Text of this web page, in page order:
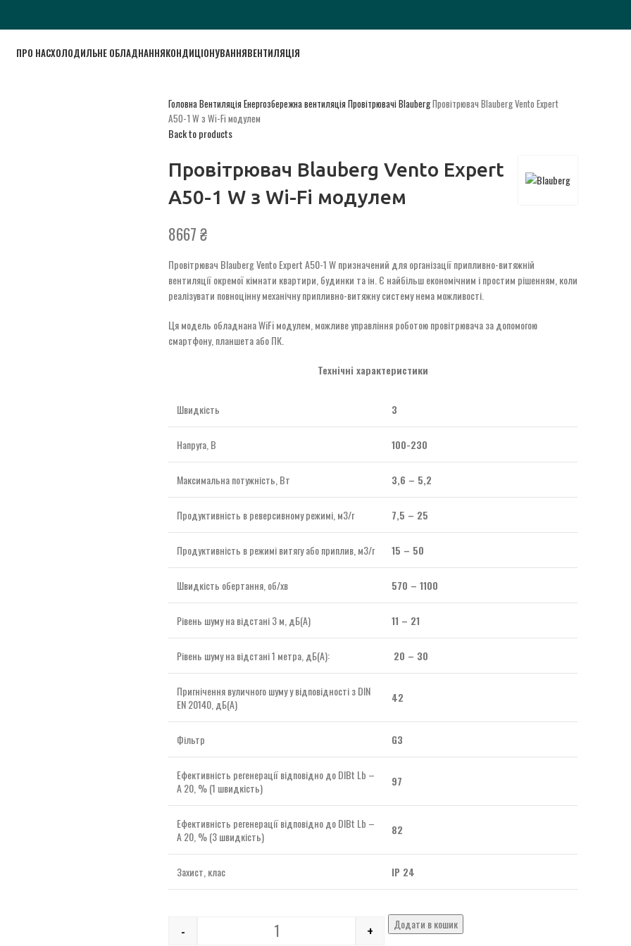
ПРО НАСХОЛОДИЛЬНЕ ОБЛАДНАННЯКОНДИЦІОНУВАННЯВЕНТИЛЯЦІЯ
ГоловнаВентиляція Енергозбережна вентиляція Провітрювачі BlaubergПровітрювач Blauberg Vento Expert
A50-1 W з Wi-Fi модулем
Back to products
Провітрювач Blauberg Vento Expert
A50-1 W з Wi-Fi модулем
8667₴
Провітрювач Blauberg Vento Expert A50-1 W призначений для організації припливно-витяжній
вентиляції окремої кімнати квартири, будинки та ін. Є найбільш економічним і простим рішенням, коли
реалізувати повноцінну механічну припливно-витяжну систему нема можливості.
Ця модель обладнана WiFi модулем, можливе управління роботою провітрювача за допомогою
смартфону, планшета або ПК.
Технічні характеристики
Швидкість 3
Напруга, В 100-230
Максимальна потужність, Вт 3,6 – 5,2
Продуктивність в реверсивному режимі, м3/г 7,5 – 25
Продуктивність в режимі витягу або приплив, м3/г 15 – 50
Швидкість обертання, об/хв 570 – 1100
Рівень шуму на відстані 3 м, дБ(А) 11 – 21
Рівень шуму на відстані 1 метра, дБ(А): 20 – 30
Пригнічення вуличного шуму у відповідності з DIN
EN 20140, дБ(А)
42
Фільтр G3
Ефективність регенерації відповідно до DIBt Lb –
A 20, % (1 швидкість)
97
Ефективність регенерації відповідно до DIBt Lb –
A 20, % (3 швидкість)
82
Захист, клас IP 24
Quantity
- +
Додати в кошик